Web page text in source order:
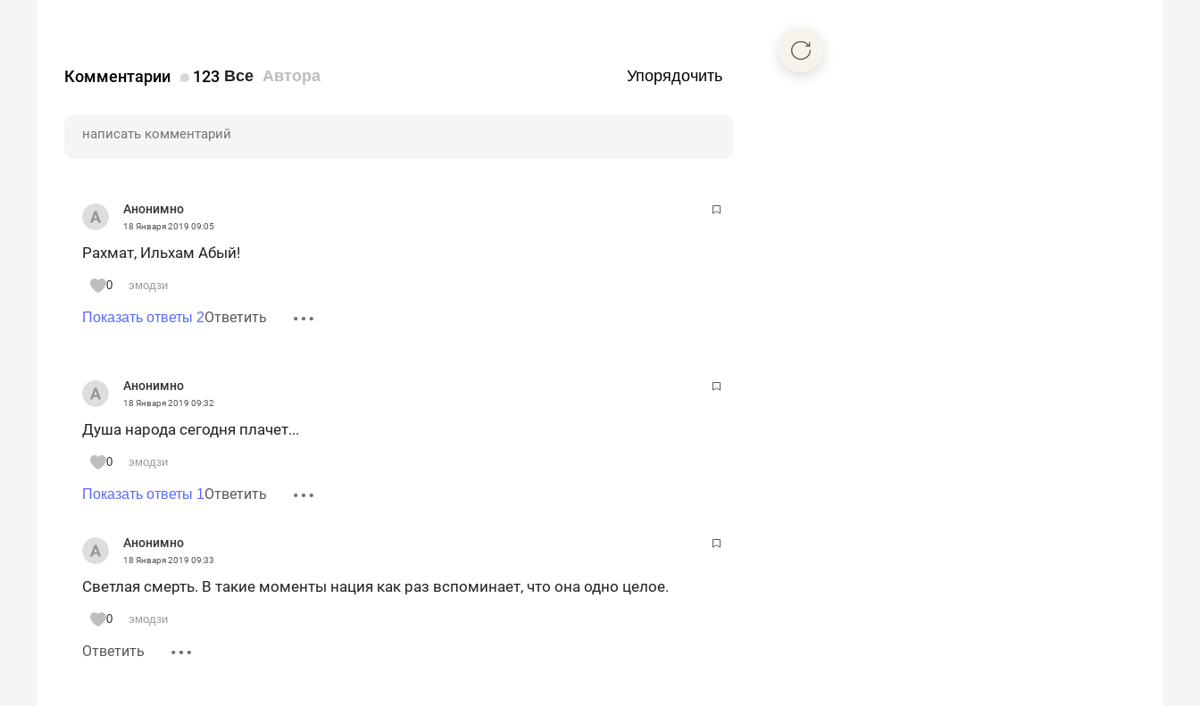
Комментарии 123 Все Автора Упорядочить
Анонимно
18 Января 2019 09:05
Рахмат, Ильхам Абый!
0 эмодзи
Показать ответы 2Ответить
Анонимно
18 Января 2019 09:32
Душа народа сегодня плачет...
0 эмодзи
Показать ответы 1Ответить
Анонимно
18 Января 2019 09:33
Светлая смерть. В такие моменты нация как раз вспоминает, что она одно целое.
0 эмодзи
Ответить